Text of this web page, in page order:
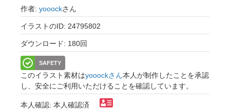
作者: yooockさん
イラストのID: 24795802
ダウンロード: 180回
SAFETY
このイラスト素材はyooockさん本人が制作したことを承認
し、安全にご利用いただけることを確認しています。
本人確認: 本人確認済